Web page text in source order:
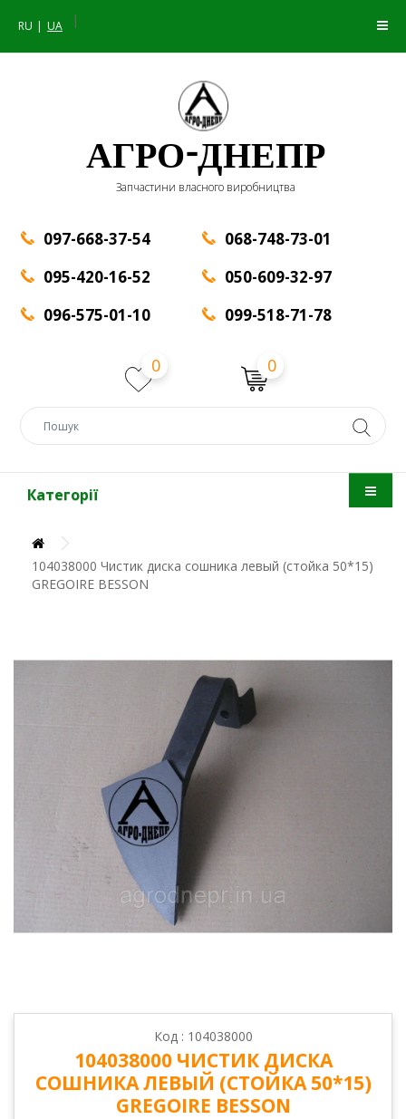
RU UA |
АГРО-ДНЕПР
Запчастини власного виробництва
097-668-37-54
095-420-16-52
096-575-01-10
068-748-73-01
050-609-32-97
099-518-71-78
0 0
Категорії
104038000 Чистик диска сошника левый (стойка 50*15)
GREGOIRE BESSON
Код : 104038000
104038000 ЧИСТИК ДИСКА
СОШНИКА ЛЕВЫЙ (СТОЙКА 50*15)
GREGOIRE BESSON